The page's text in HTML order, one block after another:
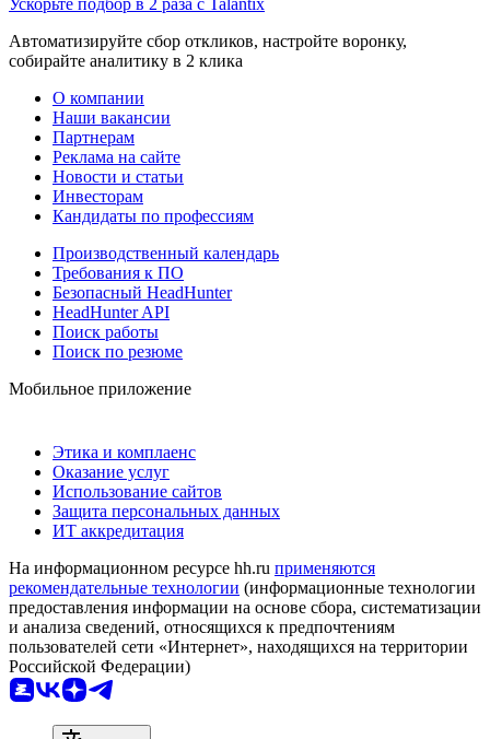
Автоматизируйте сбор откликов, настройте воронку,
собирайте аналитику в 2 клика
О компании
Наши вакансии
Партнерам
Реклама на сайте
Новости и статьи
Инвесторам
Кандидаты по профессиям
Производственный календарь
Требования к ПО
Безопасный HeadHunter
HeadHunter API
Поиск работы
Поиск по резюме
Мобильное приложение
Этика и комплаенс
Оказание услуг
Использование сайтов
Защита персональных данных
ИТ аккредитация
На информационном ресурсе hh.ru применяются
рекомендательные технологии (информационные технологии
предоставления информации на основе сбора, систематизации
и анализа сведений, относящихся к предпочтениям
пользователей сети «Интернет», находящихся на территории
Российской Федерации)